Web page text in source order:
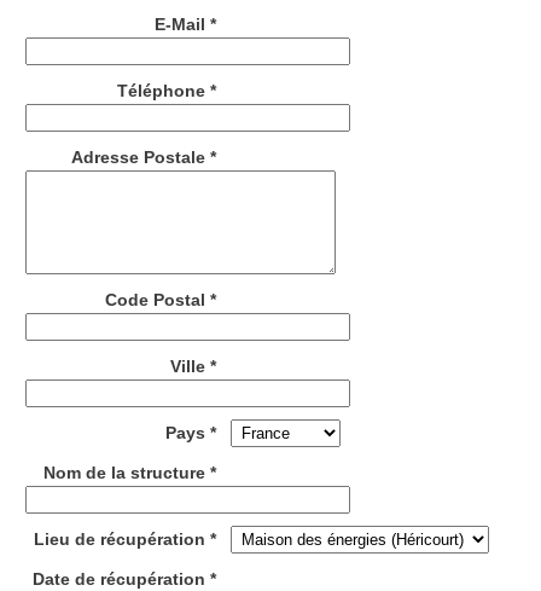
E-Mail *
Téléphone *
Adresse Postale *
Code Postal *
Ville *
Pays *
Nom de la structure *
Lieu de récupération *
Date de récupération *